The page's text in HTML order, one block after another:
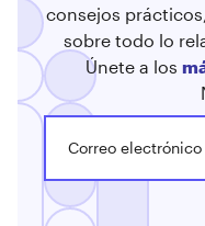
consejos
sobre todo lo
Únete a los